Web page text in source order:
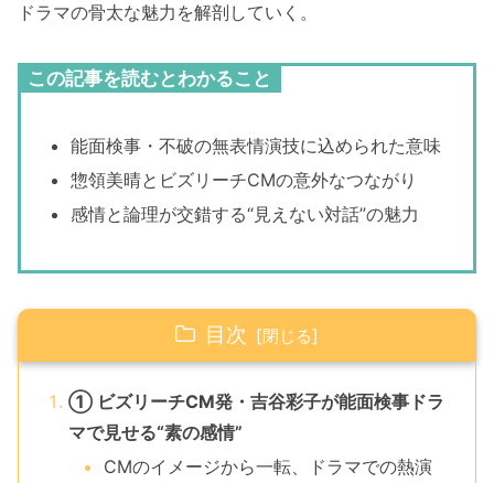
ドラマの骨太な魅力を解剖していく。
この記事を読むとわかること
能面検事・不破の無表情演技に込められた意味
惣領美晴とビズリーチCMの意外なつながり
感情と論理が交錯する“見えない対話”の魅力
目次
① ビズリーチCM発・吉谷彩子が能面検事ドラ
マで見せる“素の感情”
CMのイメージから一転、ドラマでの熱演